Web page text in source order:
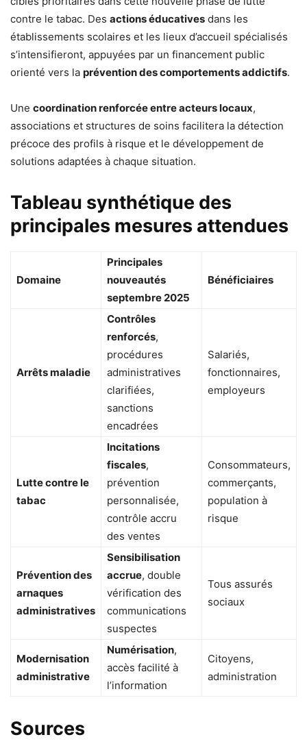
contre le tabac. Des actions éducatives dans les
établissements scolaires et les lieux d’accueil spécialisés
s’intensifieront, appuyées par un financement public
orienté vers la prévention des comportements addictifs.
Une coordination renforcée entre acteurs locaux,
associations et structures de soins facilitera la détection
précoce des profils à risque et le développement de
solutions adaptées à chaque situation.
Tableau synthétique des
principales mesures attendues
Domaine
Principales
nouveautés
septembre 2025
Bénéficiaires
Arrêts maladie
Contrôles
renforcés,
procédures
administratives
clarifiées,
sanctions
encadrées
Salariés,
fonctionnaires,
employeurs
Lutte contre le
tabac
Incitations
fiscales,
prévention
personnalisée,
contrôle accru
des ventes
Consommateurs,
commerçants,
population à
risque
Prévention des
arnaques
administratives
Sensibilisation
accrue, double
vérification des
communications
suspectes
Tous assurés
sociaux
Modernisation
administrative
Numérisation,
accès facilité à
l’information
Citoyens,
administration
Sources